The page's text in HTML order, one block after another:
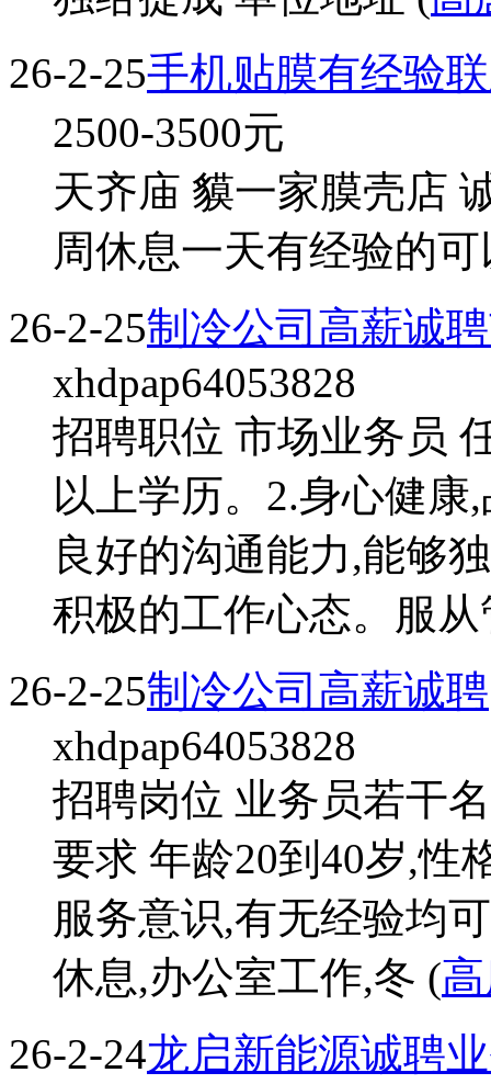
26-2-25手机贴膜有经验
2500-3500元
天齐庙 貘一家膜壳店
周休息一天有经验的
26-2-25制冷公司高薪诚
xhdpap64053828
招聘职位 市场业务员
以上学历。2.身心健康
良好的沟通能力,能够
积极的工作心态。服从
26-2-25制冷公司高薪诚聘
xhdpap64053828
招聘岗位 业务员若干
要求 年龄20到40岁,性
服务意识,有无经验均
休息,办公室工作,冬 (
26-2-24龙启新能源诚聘